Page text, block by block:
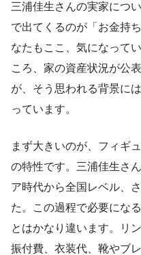
三浦佳生さんの実家につ
で出てくるのが「お金持
なたもここ、気になって
ころ、家の資産状況が公
が、そう思われる背景に
っています。
まず大きいのが、フィギ
の特性です。三浦佳生さ
ア時代から全国レベル、
た。この過程で必要にな
とはかなり違います。リ
振付費、衣装代、靴やブ